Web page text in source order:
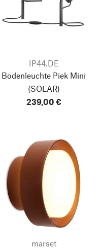
IP44.DE
Bodenleuchte Piek Mini
(SOLAR)
239,00 €
marset